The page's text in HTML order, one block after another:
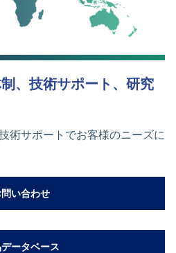
、技術サポート、研究
術サポートでお客様のニーズに
問い合わせ
ータベース